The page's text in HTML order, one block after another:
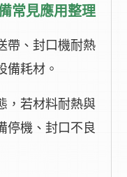
常見應用整理
帶、封口機耐熱
備耗材。
，若材料耐熱與
停機、封口不良